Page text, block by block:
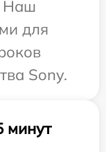
Наш
для
Sony.
минут